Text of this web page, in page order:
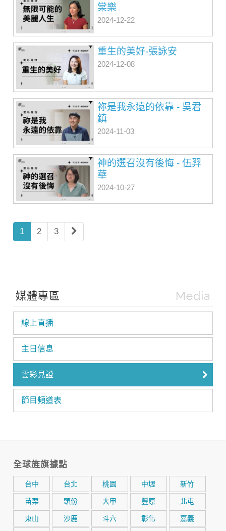
棠樂
2024-12-22
重生的美好-張詠安
2024-12-08
祢是我永遠的依靠 - 吳君
鎮
2024-11-03
神的選召沒有後悔 - 伍羿
華
2024-10-27
1 2 3
媒體專區 Media
線上直播
主日信息
雲彩見證
節目頻道表
全球旌旗據點
台中 台北 桃園 中壢 新竹
苗栗 頭份 大甲 豐原 北屯
東山 沙鹿 斗六 彰化 嘉義